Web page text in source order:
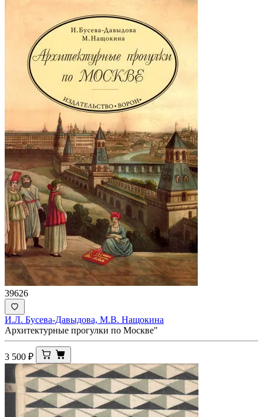
39626
И.Л. Бусева-Давыдова, М.В. Нащокина
Архитектурные прогулки по Москве"
3 500 ₽